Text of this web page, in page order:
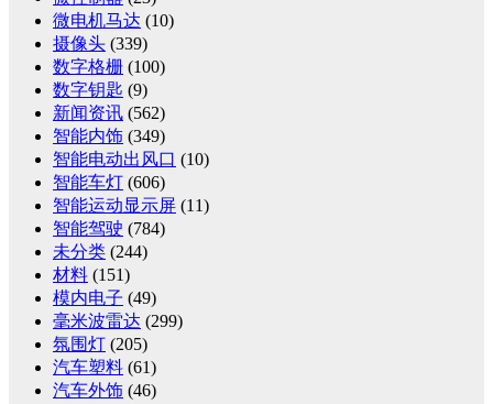
微电机马达 (10)
摄像头 (339)
数字格栅 (100)
数字钥匙 (9)
新闻资讯 (562)
智能内饰 (349)
智能电动出风口 (10)
智能车灯 (606)
智能运动显示屏 (11)
智能驾驶 (784)
未分类 (244)
材料 (151)
模内电子 (49)
毫米波雷达 (299)
氛围灯 (205)
汽车塑料 (61)
汽车外饰 (46)